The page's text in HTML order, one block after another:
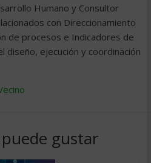
Humano y Consultor
con Direccionamiento
de procesos e Indicadores de
diseño, ejecución y coordinación
gustar